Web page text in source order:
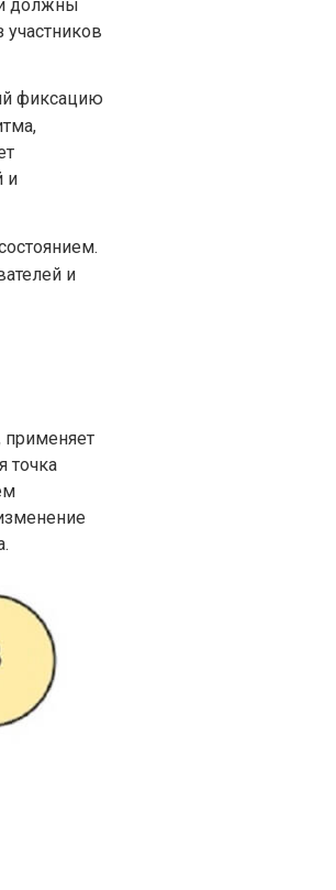
должны
фиксацию
и
и
точка